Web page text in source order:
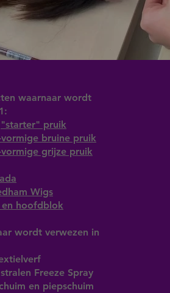
waarnaar wordt
"starter" pruik
vormige bruine pruik
vormige grijze pruik
Wigs
en hoofdblok
wordt verwezen in
Freeze Spray
en piepschuim